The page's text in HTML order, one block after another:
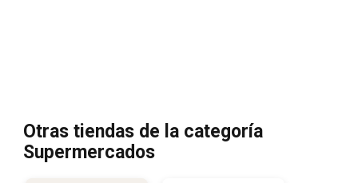
Otras tiendas de la categoría
Supermercados